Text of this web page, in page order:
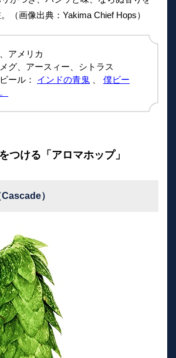
（画像出典：Yakima Chief Hops）
アメリカ
グ、アースィー、シトラス
ール： インドの青鬼
僕ビー
つける「アロマホップ」
）